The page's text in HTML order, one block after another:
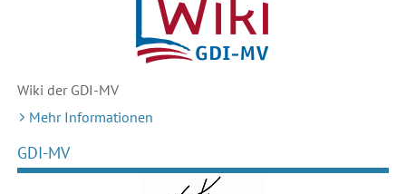
Wiki der GDI-MV
Mehr Informationen
GDI-MV